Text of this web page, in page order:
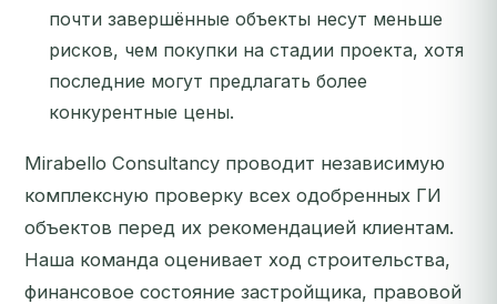
почти завершённые объекты несут меньше
рисков, чем покупки на стадии проекта, хотя
последние могут предлагать более
конкурентные цены.
Mirabello Consultancy проводит независимую
комплексную проверку всех одобренных ГИ
объектов перед их рекомендацией клиентам.
Наша команда оценивает ход строительства,
финансовое состояние застройщика, правовой